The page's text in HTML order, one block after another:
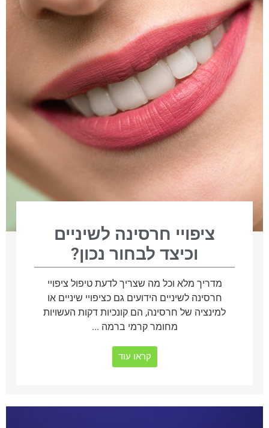
ציפויי חרסינה לשיניים
וכיצד לבחור נכון?
מדריך מלא וכל מה שצריך לדעת טיפול ציפויי
חרסינה לשיניים הידועים גם כציפויי שיניים או
למינציה של חרסינה, הם קונכיות דקות העשויות
מחומר קרמי ברמה ...
קראו עוד